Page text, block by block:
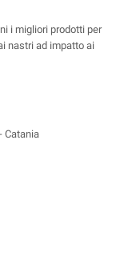
i migliori prodotti per
nastri ad impatto ai
Catania